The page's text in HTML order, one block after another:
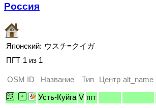
Россия
Японский: ウスチ=クイガ
ПГТ 1 из 1
OSM ID Название Тип Центр alt_name
Усть-Куйга V пгт